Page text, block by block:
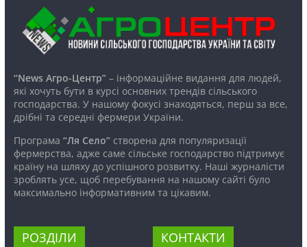
“News Агро-Центр”– інформаційне видання для людей,
які хочуть бути в курсі основних трендів сільського
господарства. У нашому фокусі знаходяться, перш за все,
дрібні та середні фермери України.
Програма “Ля Село”створена для популяризації
фермерства, адже саме сільське господарство підтримує
країну на шляху до успішного розвитку. Наші журналісти
зроблять усе, щоб перебування на нашому сайті було
максимально інформативним та цікавим.
РОЗДІЛИ КОНТАКТИ